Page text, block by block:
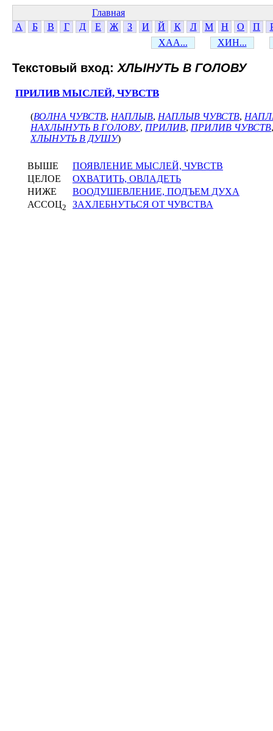
Главная
А
Б В Г Д Е Ж З И Й К Л М Н О П
ХАА...
ХИН...
Текстовый вход: ХЛЫНУТЬ В ГОЛОВУ
ПРИЛИВ МЫСЛЕЙ, ЧУВСТВ
(ВОЛНА ЧУВСТВ, НАПЛЫВ, НАПЛЫВ ЧУВСТВ,
НАХЛЫНУТЬ В ГОЛОВУ, ПРИЛИВ, ПРИЛИВ ЧУВСТВ
ХЛЫНУТЬ В ДУШУ)
ВЫШЕ
ПОЯВЛЕНИЕ МЫСЛЕЙ, ЧУВСТВ
ЦЕЛОЕ
ОХВАТИТЬ, ОВЛАДЕТЬ
НИЖЕ
ВООДУШЕВЛЕНИЕ, ПОДЪЕМ ДУХА
АССОЦ2 ЗАХЛЕБНУТЬСЯ ОТ ЧУВСТВА